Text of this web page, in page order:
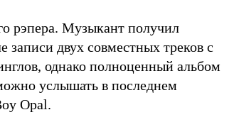
рэпера. Музыкант получил
записи двух совместных треков с
однако полноценный альбом
услышать в последнем
Opal.